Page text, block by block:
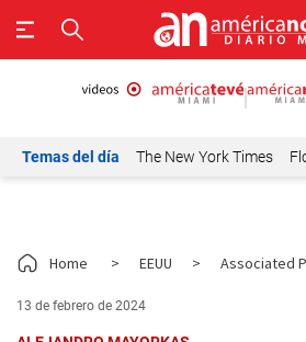
Temas del día The New York Times
Home > EEUU > Associated
13 de febrero de 2024